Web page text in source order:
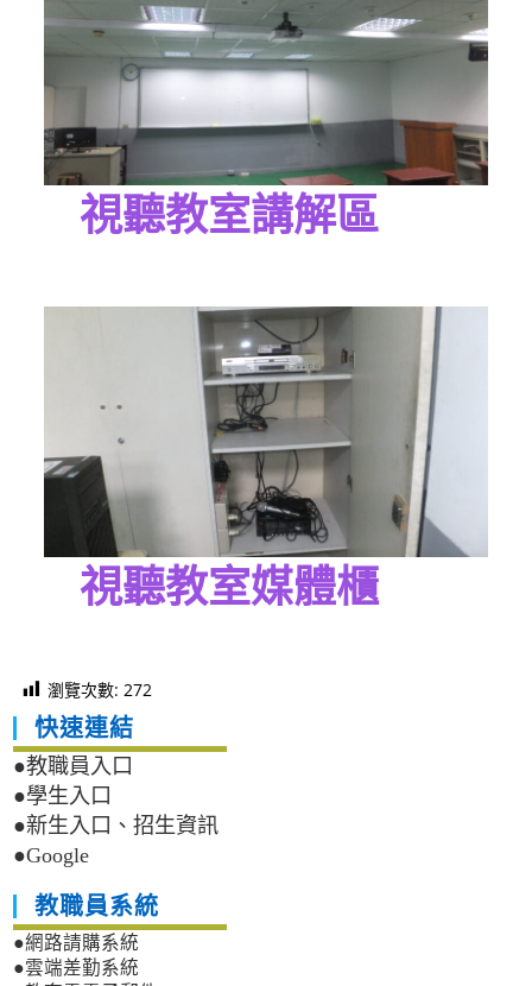
視聽教室講解區
視聽教室媒體櫃
瀏覽次數: 272
快速連結
●教職員入口
●學生入口
●新生入口、招生資訊
●Google
教職員系統
●網路請購系統
●雲端差勤系統